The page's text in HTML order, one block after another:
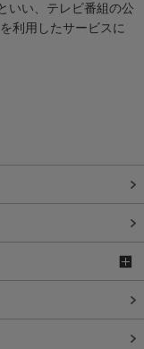
いい、テレビ番組の公
利用したサービスに